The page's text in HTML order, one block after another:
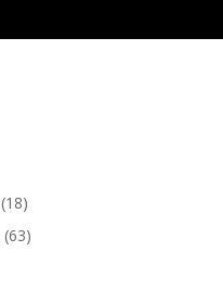
(18)
(63)